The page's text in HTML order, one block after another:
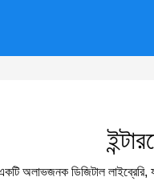
অলাভজনক ডিজিটাল লাইব্রেরি,